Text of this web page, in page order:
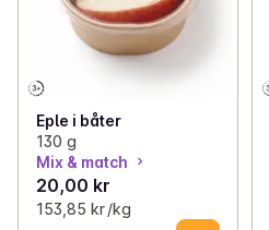
Eple i båter
130 g
Mix & match
20,00 kr
153,85 kr /kg